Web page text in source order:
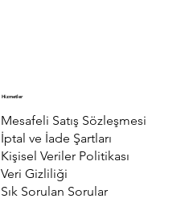
Hizmetler
Mesafeli Satış Sözleşmesi
İptal ve İade Şartları
Kişisel Veriler Politikası
Veri Gizliliği
Sık Sorulan Sorular